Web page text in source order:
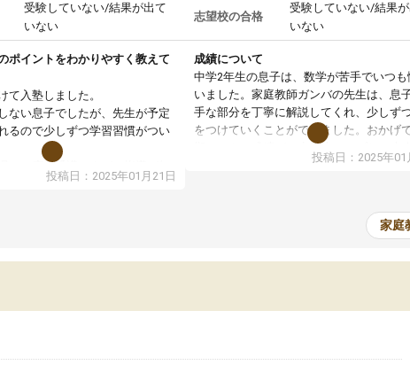
受験していない/結果が出て
いない
ポイントをわかりやすく教えて
て入塾しました。
ない息子でしたが、先生が予定
るので少しずつ学習習慣がつい
に一度の受講ですが、指導が無
基づいて勉強したり、LINEでわ
投稿日：2025年01月21日
志望校の合格
受験していない/結果
いない
成績について
中学2年生の息子は、数学が苦手でいつ
いました。家庭教師ガンバの先生は、息
手な部分を丁寧に解説してくれ、少しず
をつけていくことができました。おかげ
期テストの成績が10点以上アップし、本
投稿日：2025年01
家庭